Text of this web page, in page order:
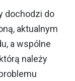
dochodzi do
aktualnym
a wspólne
należy